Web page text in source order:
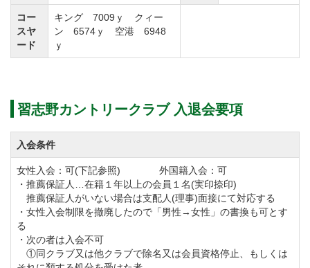
ラブ
【変更後】習志野カントリークラブ
【改定前】 【改定後】
正 会 員 88,000円(税込) → 132,000円(税込)
平日会員 44,000円(税込) → 66,000円(税込)
◆周辺ゴルフ場
「成田の森カントリークラブ」「
船橋カントリークラ
ブ」「総武カントリークラブ
ブ」
コー
スヤ
ード
キング 7009ｙ クィー
ン 6574ｙ 空港 6948
ｙ
習志野カントリークラブ 入退会要項
入会条件
女性入会：可(下記参照) 外国籍入会：可
・推薦保証人…在籍１年以上の会員１名(実印捺印)
推薦保証人がいない場合は支配人(理事)面接にて対応する
・女性入会制限を撤廃したので「男性→女性」の書換も可とす
る
・次の者は入会不可
①同クラブ又は他クラブで除名又は会員資格停止、もしくは